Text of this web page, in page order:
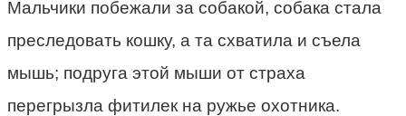
Мальчики побежали за собакой, собака стала
преследовать кошку, а та схватила и съела
мышь; подруга этой мыши от страха
перегрызла фитилек на ружье охотника.